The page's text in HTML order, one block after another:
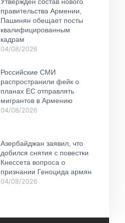
правительства Армении,
Пашинян обещает посты
квалифицированным
кадрам
04/08/2026
Российские СМИ
распространили фейк о
планах ЕС отправлять
мигрантов в Армению
04/08/2026
Азербайджан заявил, что
добился снятия с повестки
Кнессета вопроса о
признании Геноцида армян
04/08/2026